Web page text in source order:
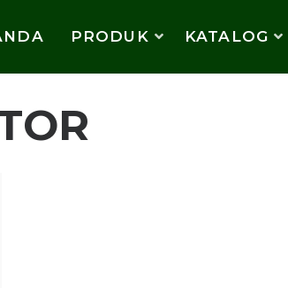
KAMI
PRODUK KATALOG